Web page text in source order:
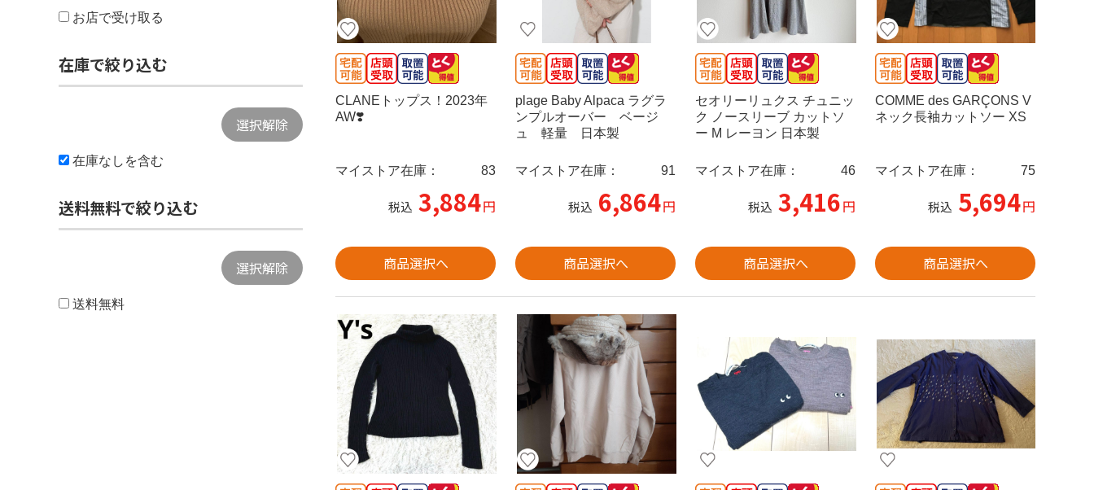
CLANEトップス！2023年
AW❣️
マイストア在庫： 83
税込 3,884円
商品選択へ
plage Baby Alpaca ラグラ
ンプルオーバー ベージ
ュ 軽量 日本製
マイストア在庫： 91
税込 6,864円
商品選択へ
セオリーリュクス チュニッ
ク ノースリーブ カットソ
ー M レーヨン 日本製
マイストア在庫： 46
税込 3,416円
商品選択へ
COMME des GARÇONS V
ネック長袖カットソー XS
マイストア在庫： 75
税込 5,694円
商品選択へ
お店で受け取る
在庫で絞り込む
選択解除
在庫なしを含む
送料無料で絞り込む
選択解除
送料無料